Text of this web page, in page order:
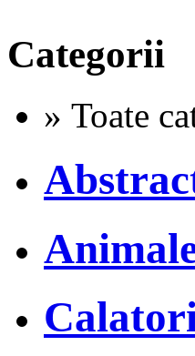
Categorii
» Toate